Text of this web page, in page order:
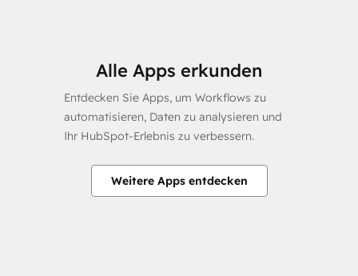
Alle Apps erkunden
Entdecken Sie Apps, um Workflows zu
automatisieren, Daten zu analysieren und
Ihr HubSpot-Erlebnis zu verbessern.
Weitere Apps entdecken